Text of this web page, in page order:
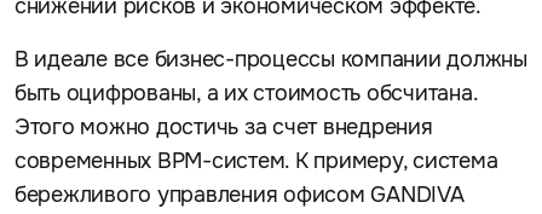
снижении рисков и экономическом эффекте.
В идеале все бизнес-процессы компании должны
быть оцифрованы, а их стоимость обсчитана.
Этого можно достичь за счет внедрения
современных BPM-систем. К примеру, система
бережливого управления офисом GANDIVA